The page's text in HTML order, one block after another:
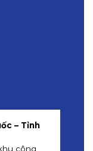
– Tỉnh
công